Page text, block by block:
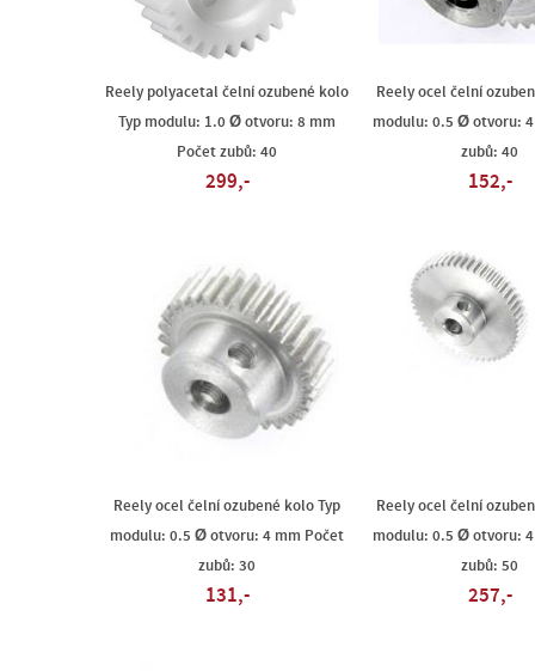
Reely polyacetal čelní ozubené kolo
Typ modulu: 1.0 Ø otvoru: 8 mm
Počet zubů: 40
299,-
Reely ocel čelní
modulu: 0.5 Ø otvoru:
zubů: 40
152,-
Reely ocel čelní ozubené kolo Typ
modulu: 0.5 Ø otvoru: 4 mm Počet
zubů: 30
131,-
Reely ocel čelní
modulu: 0.5 Ø otvoru:
zubů: 50
257,-